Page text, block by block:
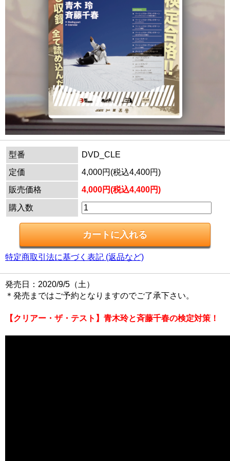
型番
DVD_CLE
定価
4,000円(税込4,400円)
販売価格
4,000円(税込4,400円)
購入数
特定商取引法に基づく表記 (返品など)
発売日：2020/9/5（土）
＊発売まではご予約となりますのでご了承下さい。
【クリアー・ザ・テスト】青木玲と斉藤千春の検定対策！